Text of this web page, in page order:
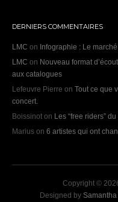
DERNIERS COMMENTAIRES
LMC on Infographie : Le
LMC on Nouveau format
aux catalogues
Lefeuvre Pierre on Tout ce que
concert.
Boissinot on Les “free riders”
Marius on 6 artistes qui ont
Copyright ©
Designed by